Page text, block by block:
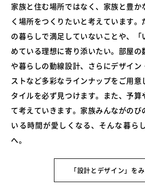
家族と住む場所ではなく、家族と豊か
く場所をつくりたいと考えています
の暮らしで満足していないことや、「
めている理想に寄り添いたい。部屋の
や暮らしの動線設計、さらにデザイン
ストなど多彩なラインナップをご用意
タイルを必ず見つけます。また、予算
て考えていきます。家族みんながのび
いる時間が愛しくなる、そんな暮ら
へ。
「設計とデザイン」を